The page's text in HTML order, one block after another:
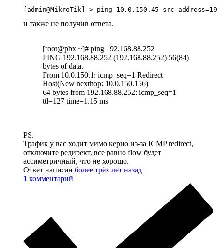
[admin@MikroTik] > ping 10.0.150.45 src-
и также не получив ответа.
[root@pbx ~]# ping 192.168.88.252
PING 192.168.88.252 (192.168.88.252) 56(84)
bytes of data.
From 10.0.150.1: icmp_seq=1 Redirect
Host(New nexthop: 10.0.150.156)
64 bytes from 192.168.88.252: icmp_seq=1
ttl=127 time=1.15 ms
PS.
Трафик у вас ходит мимо керио из-за ICMP redirect,
отключите редирект, все равно flow будет
ассиметричный, что не хорошо.
Ответ написан более трёх лет назад
1 комментарий